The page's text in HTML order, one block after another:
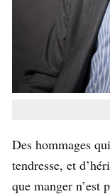
Des hommages
tendresse, et
que manger n’est